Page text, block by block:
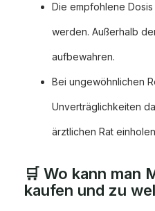
Die empfohlene
werden. Außerhalb
aufbewahren.
Bei ungewöhnlichen
Unverträglichkeiten
ärztlichen Rat
🛒 Wo kann man
kaufen und zu